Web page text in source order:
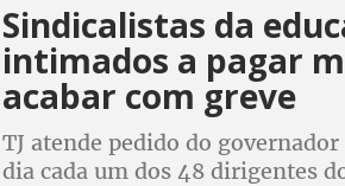
Sindicalistas da
intimados a pagar
acabar com greve
TJ atende pedido do
dia cada um dos 48 dirigentes